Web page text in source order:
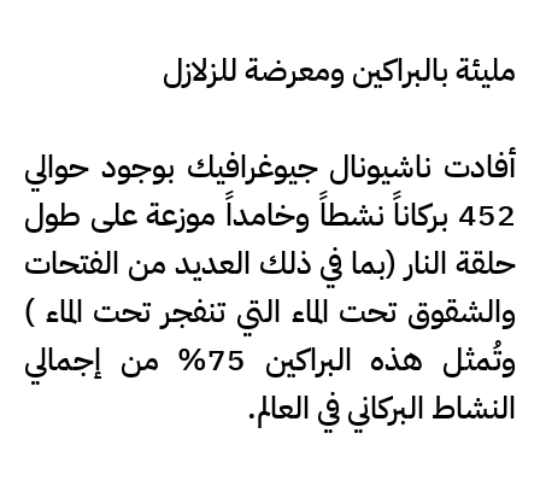
مليئة بالبراكين ومعرضة للزلازل
أفادت ناشيونال جيوغرافيك بوجود حوالي
452 بركاناً نشطاً وخامداً موزعة على طول
حلقة النار (بما في ذلك العديد من الفتحات
والشقوق تحت الماء التي تنفجر تحت الماء )
وتُمثل هذه البراكين 75% من إجمالي
النشاط البركاني في العالم.